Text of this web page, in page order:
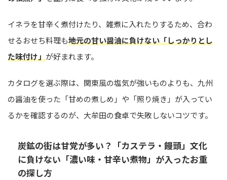
イネラを甘辛く煮付けたり、雑煮に入れたりするため、合わ
せるおせち料理も地元の甘い醤油に負けない「しっかりとし
た味付け」が好まれます。
カタログを選ぶ際は、関東風の塩気が強いものよりも、九州
の醤油を使った「甘めの煮しめ」や「照り焼き」が入ってい
るかを確認するのが、大牟田の食卓で失敗しないコツです。
炭鉱の街は甘党が多い？「カステラ・饅頭」文化
に負けない「濃い味・甘辛い煮物」が入ったお重
の探し方